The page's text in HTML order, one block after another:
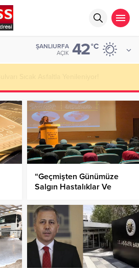
ŞANLIURFA
AÇIK 42°C
“Geçmişten Günümüze
Salgın Hastalıklar Ve
Konferansı!